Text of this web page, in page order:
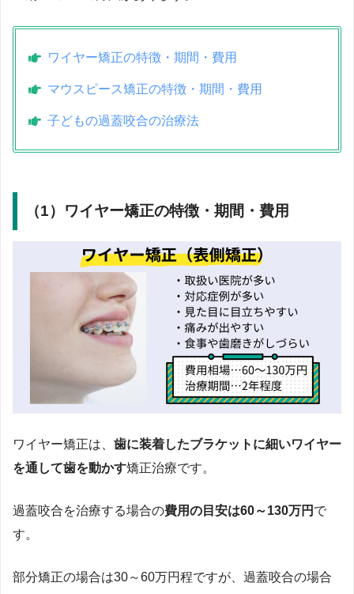
ワイヤー矯正の特徴・期間・費用
マウスピース矯正の特徴・期間・費用
子どもの過蓋咬合の治療法
（1）ワイヤー矯正の特徴・期間・費用
ワイヤー矯正は、 歯に装着したブラケットに細いワイヤー
を通して歯を動かす矯正治療です。
過蓋咬合を治療する場合の費用の目安は60～130万円 で
す。
部分矯正の場合は30～60万円程ですが、過蓋咬合の場合